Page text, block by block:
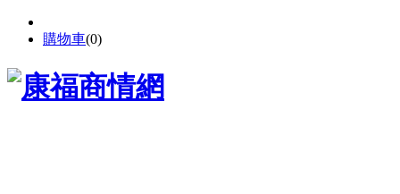
購物車(0)